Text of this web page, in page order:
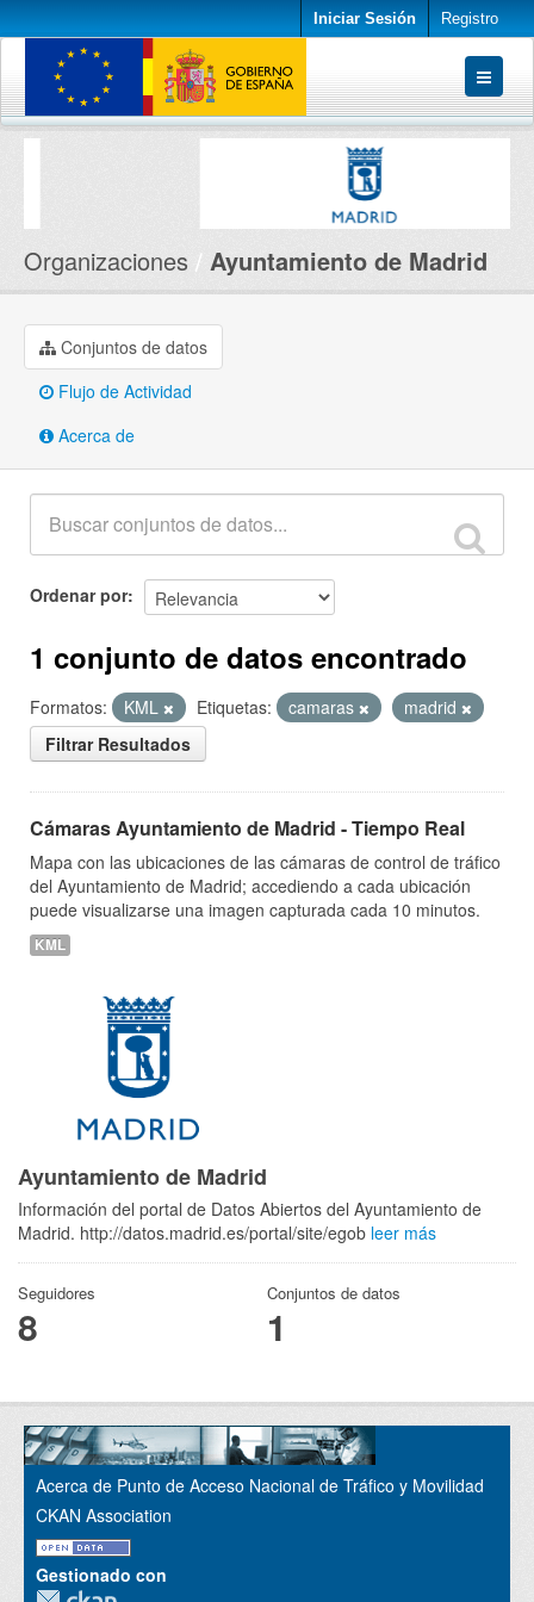
Iniciar Sesión Registro
Conjuntos de datos
Organizaciones Ayuntamiento de Madrid
Conjuntos de datos
Flujo de Actividad
Acerca de
Ordenar por
1 conjunto de datos encontrado
Formatos: KML Etiquetas: camaras
madrid
Filtrar Resultados
Cámaras Ayuntamiento de Madrid - Tiempo Real
Mapa con las ubicaciones de las cámaras de control de tráfico
del Ayuntamiento de Madrid; accediendo a cada ubicación
puede visualizarse una imagen capturada cada 10 minutos.
KML
Ayuntamiento de Madrid
Información del portal de Datos Abiertos del Ayuntamiento de
Madrid. http://datos.madrid.es/portal/site/egob leer más
Seguidores
8
Conjuntos de datos
1
Acerca de Punto de Acceso Nacional de Tráfico y Movilidad
CKAN Association
Gestionado con